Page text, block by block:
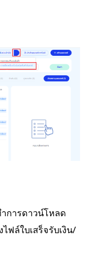
การดาวน์โหลด
ฟล์ใบเสร็จรับเงิน/